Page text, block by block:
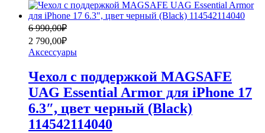
6 990,00₽
Первоначальная
цена
составляла
6
990,00₽.
2 790,00₽
Текущая
цена:
2
790,00₽.
Аксессуары
Чехол с поддержкой MAGSAFE
UAG Essential Armor для iPhone 17
6.3″, цвет черный (Black)
114542114040